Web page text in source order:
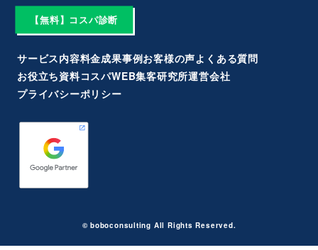
【無料】コスパ診断
サービス内容料金成果事例お客様の声よくある質問
お役立ち資料コスパWEB集客研究所運営会社
プライバシーポリシー
©︎ boboconsulting All Rights Reserved.︎